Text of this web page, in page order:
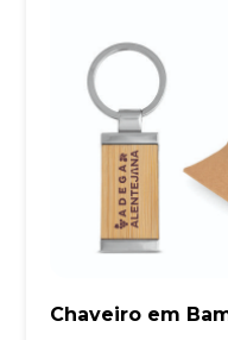
Chaveiro em